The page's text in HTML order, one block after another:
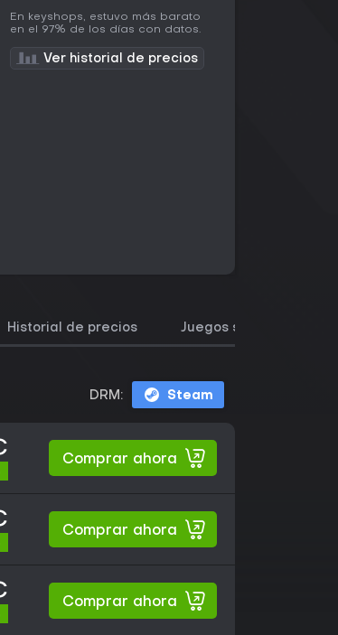
En keyshops, estuvo más barato
en el 97% de los días con datos.
Ver historial de precios
Historial de precios Juegos similares
DRM: Steam
Comprar ahora
Comprar ahora
Comprar ahora